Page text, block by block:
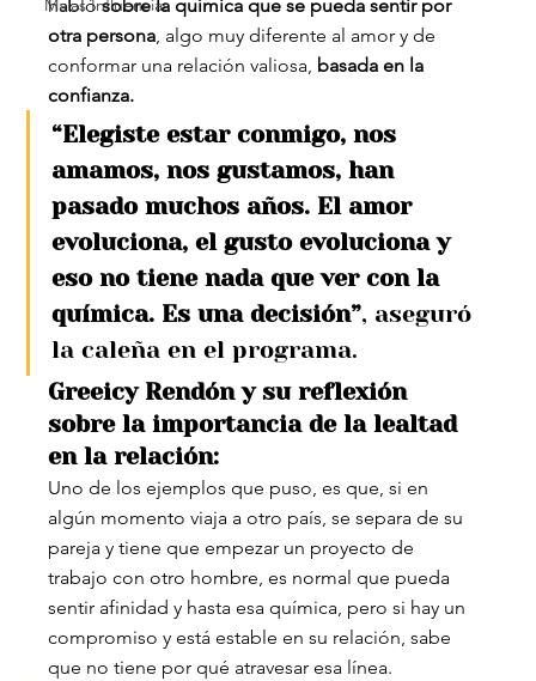
Malas Influencias
habló sobre la química que se pueda sentir por
otra persona, algo muy diferente al amor y de
conformar una relación valiosa, basada en la
confianza.
“Elegiste estar conmigo, nos
amamos, nos gustamos, han
pasado muchos años. El amor
evoluciona, el gusto evoluciona y
eso no tiene nada que ver con la
química. Es una decisión”, aseguró
la caleña en el programa.
Greeicy Rendón y su reflexión
sobre la importancia de la lealtad
en la relación:
Uno de los ejemplos que puso, es que, si en
algún momento viaja a otro país, se separa de su
pareja y tiene que empezar un proyecto de
trabajo con otro hombre, es normal que pueda
sentir afinidad y hasta esa química, pero si hay un
compromiso y está estable en su relación, sabe
que no tiene por qué atravesar esa línea.